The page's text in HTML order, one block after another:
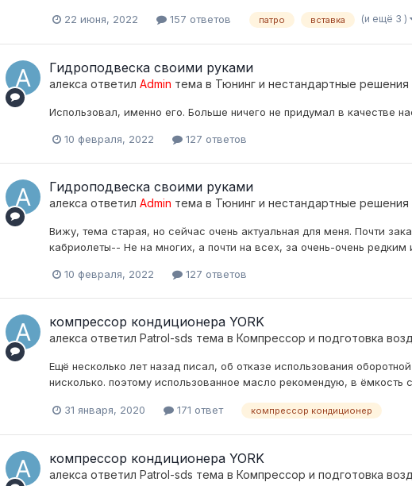
22 июня, 2022 157 ответов патро вставка (и ещё 3 )
Гидроподвеска своими руками
алекса ответил Admin тема в Тюнинг и нестандартные решения
Использовал, именно его. Больше ничего не придумал в качестве
10 февраля, 2022 127 ответов
Гидроподвеска своими руками
алекса ответил Admin тема в Тюнинг и нестандартные решения
Вижу, тема старая, но сейчас очень актуальная для меня. Почти
кабриолеты-- Не на многих, а почти на всех, за очень-очень
10 февраля, 2022 127 ответов
компрессор кондиционера YORK
алекса ответил Patrol-sds тема в Компресcор и подготовка
Ещё несколько лет назад писал, об отказе использования
нисколько. поэтому использованное масло рекомендую, в ёмкость
31 января, 2020 171 ответ компрессор кондиционер
компрессор кондиционера YORK
алекса ответил Patrol-sds тема в Компресcор и подготовка